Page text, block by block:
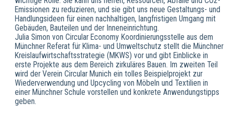
Emissionen zu reduzieren, und sie gibt uns neue Gestaltungs- und
Handlungsideen für einen nachhaltigen, langfristigen Umgang mit
Gebäuden, Bauteilen und der Inneneinrichtung.
Julia Simon von Circular Economy Koordinierungsstelle aus dem
Münchner Referat für Klima- und Umweltschutz stellt die Münchner
Kreislaufwirtschaftsstrategie (MKWS) vor und gibt Einblicke in
erste Projekte aus dem Bereich zirkuläres Bauen. Im zweiten Teil
wird der Verein Circular Munich ein tolles Beispielprojekt zur
Wiederverwendung und Upcycling von Möbeln und Textilien in
einer Münchner Schule vorstellen und konkrete Anwendungstipps
geben.